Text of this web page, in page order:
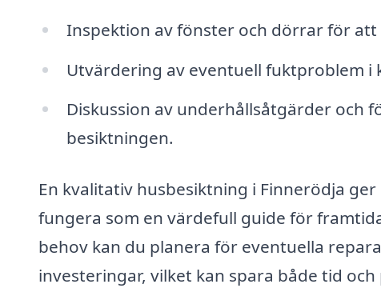
Inspektion av fönster och dörrar för
Utvärdering av eventuell fuktproblem i
Diskussion av underhållsåtgärder och
besiktningen.
En kvalitativ husbesiktning i Finnerödja
fungera som en värdefull guide för
behov kan du planera för eventuella
investeringar, vilket kan spara både tid